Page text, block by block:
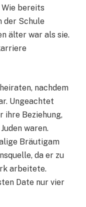
bereits
der Schule
älter war als sie.
nachdem
Ungeachtet
ihre Beziehung,
waren.
Bräutigam
da er zu
arbeitete.
Date nur vier